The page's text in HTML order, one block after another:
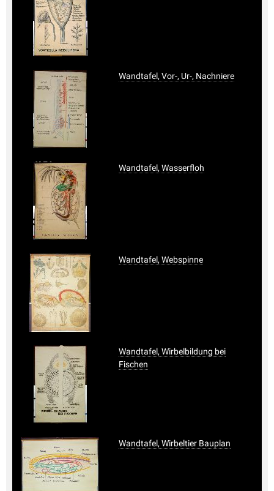
Wandtafel, Vor-, Ur-, Nachniere
Wandtafel, Wasserfloh
Wandtafel, Webspinne
Wandtafel, Wirbelbildung bei
Fischen
Wandtafel, Wirbeltier Bauplan